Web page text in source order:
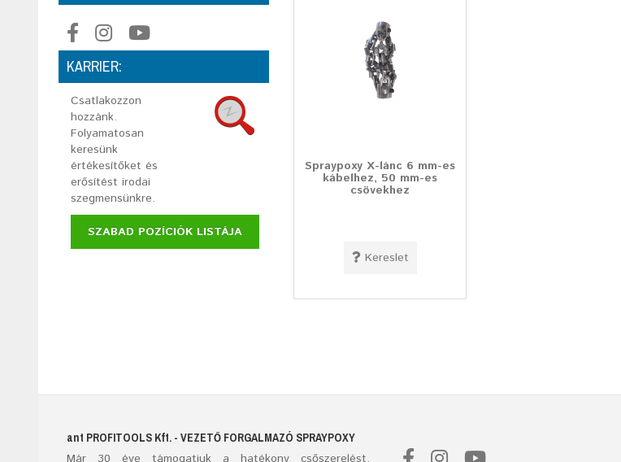
KARRIER:
Csatlakozzon
hozzánk.
Folyamatosan
keresünk
értékesítőket és
erősítést irodai
szegmensünkre.
SZABAD POZÍCIÓK LISTÁJA
Spraypoxy X-lánc 6 mm-es
kábelhez, 50 mm-es
csövekhez
Kereslet
ant PROFITOOLS Kft. - VEZETŐ FORGALMAZÓ SPRAYPOXY
Már 30éve támogatjuk a hatékony csőszerelést.